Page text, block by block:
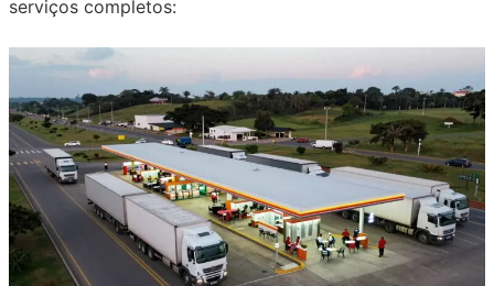
serviços completos: